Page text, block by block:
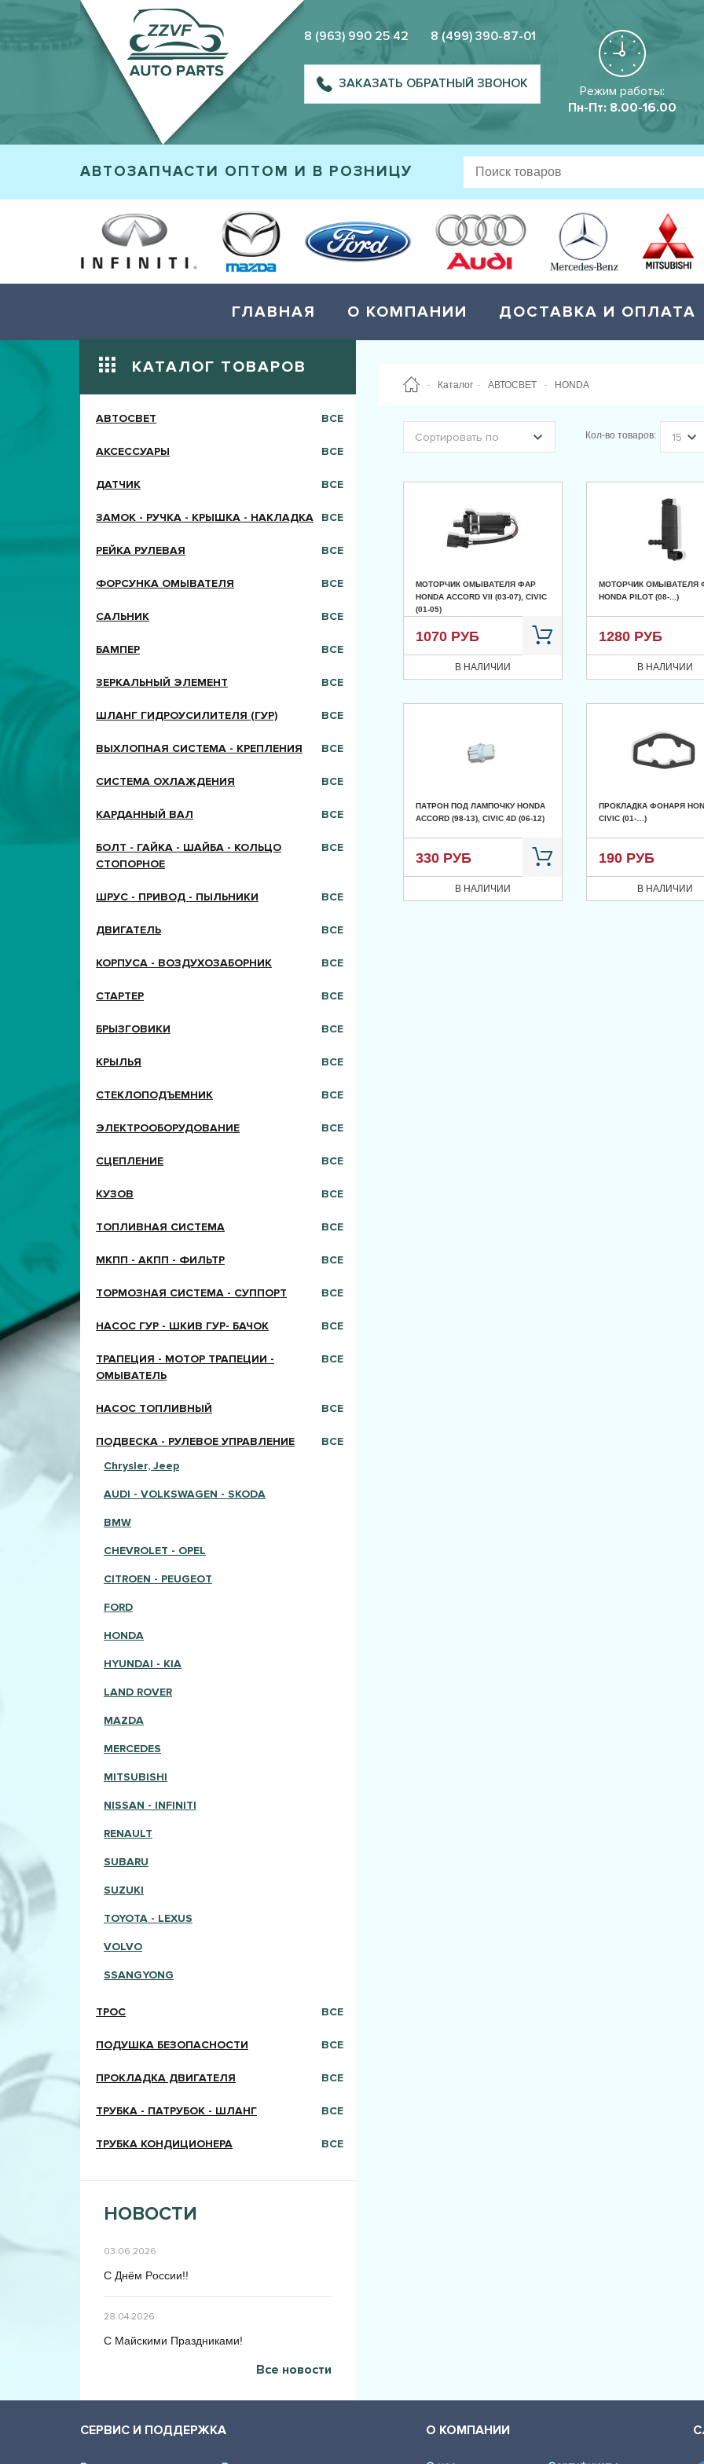
8 (963) 990 25 42 8 (499) 390-87-01
ЗАКАЗАТЬ ОБРАТНЫЙ ЗВОНОК
Режим работы:
Пн-Пт: 8.00-16.00
АВТОЗАПЧАСТИ ОПТОМ И В РОЗНИЦУ
ГЛАВНАЯ О КОМПАНИИ ДОСТАВКА И ОПЛАТА
КАТАЛОГ ТОВАРОВ
ВСЕ
АВТОСВЕТ
ВСЕ
АКСЕССУАРЫ
ВСЕ
ДАТЧИК
ВСЕ
ЗАМОК - РУЧКА - КРЫШКА - НАКЛАДКА
ВСЕ
РЕЙКА РУЛЕВАЯ
ВСЕ
ФОРСУНКА ОМЫВАТЕЛЯ
ВСЕ
САЛЬНИК
ВСЕ
БАМПЕР
ВСЕ
ЗЕРКАЛЬНЫЙ ЭЛЕМЕНТ
ВСЕ
ШЛАНГ ГИДРОУСИЛИТЕЛЯ (ГУР)
ВСЕ
ВЫХЛОПНАЯ СИСТЕМА - КРЕПЛЕНИЯ
ВСЕ
СИСТЕМА ОХЛАЖДЕНИЯ
ВСЕ
КАРДАННЫЙ ВАЛ
ВСЕ
БОЛТ - ГАЙКА - ШАЙБА - КОЛЬЦО
СТОПОРНОЕ
ВСЕ
ШРУС - ПРИВОД - ПЫЛЬНИКИ
ВСЕ
ДВИГАТЕЛЬ
ВСЕ
КОРПУСА - ВОЗДУХОЗАБОРНИК
ВСЕ
СТАРТЕР
ВСЕ
БРЫЗГОВИКИ
ВСЕ
КРЫЛЬЯ
ВСЕ
СТЕКЛОПОДЪЕМНИК
ВСЕ
ЭЛЕКТРООБОРУДОВАНИЕ
ВСЕ
СЦЕПЛЕНИЕ
ВСЕ
КУЗОВ
ВСЕ
ТОПЛИВНАЯ СИСТЕМА
ВСЕ
МКПП - АКПП - ФИЛЬТР
ВСЕ
ТОРМОЗНАЯ СИСТЕМА - СУППОРТ
ВСЕ
НАСОС ГУР - ШКИВ ГУР- БАЧОК
ВСЕ
ТРАПЕЦИЯ - МОТОР ТРАПЕЦИИ -
ОМЫВАТЕЛЬ
ВСЕ
НАСОС ТОПЛИВНЫЙ
ВСЕ
ПОДВЕСКА - РУЛЕВОЕ УПРАВЛЕНИЕ
Chrysler, Jeep
AUDI - VOLKSWAGEN - SKODA
BMW
CHEVROLET - OPEL
CITROEN - PEUGEOT
FORD
HONDA
HYUNDAI - KIA
LAND ROVER
MAZDA
MERCEDES
MITSUBISHI
NISSAN - INFINITI
RENAULT
SUBARU
SUZUKI
TOYOTA - LEXUS
VOLVO
SSANGYONG
ВСЕ
ТРОС
ВСЕ
ПОДУШКА БЕЗОПАСНОСТИ
ВСЕ
ПРОКЛАДКА ДВИГАТЕЛЯ
ВСЕ
ТРУБКА - ПАТРУБОК - ШЛАНГ
ВСЕ
ТРУБКА КОНДИЦИОНЕРА
НОВОСТИ
03.06.2026
C Днём Poccии!!
28.04.2026
C Maйcкими Праздниками!
Все новости
Каталог АВТОСВЕТ HONDA
Сортировать по Кол-во товаров: 15
МОТОРЧИК ОМЫВАТЕЛЯ ФАР
HONDA ACCORD VII (03-07), CIVIC
(01-05)
1070 РУБ
В НАЛИЧИИ
МОТОРЧИК ОМЫВАТЕЛЯ
HONDA PILOT (08-...)
1280 РУБ
В НАЛИЧИИ
ПАТРОН ПОД ЛАМПОЧКУ HONDA
ACCORD (98-13), CIVIC 4D (06-12)
330 РУБ
В НАЛИЧИИ
ПРОКЛАДКА ФОНАРЯ
CIVIC (01-…)
190 РУБ
В НАЛИЧИИ
СЕРВИС И ПОДДЕРЖКА О КОМПАНИИ